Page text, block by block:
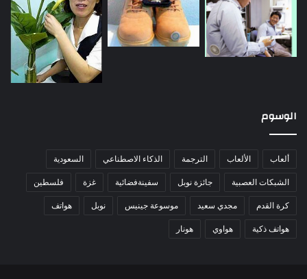
الوسوم
ألعاب الألعاب الترجمة الذكاء الاصطناعي السعودية
الشبكات العصبية جائزة نوبل سفينةفضائية غزة فلسطين
كرة القدم مجدي سعيد موسوعة جينيس نوبل هواتف
هواتف ذكية هواوي هونار